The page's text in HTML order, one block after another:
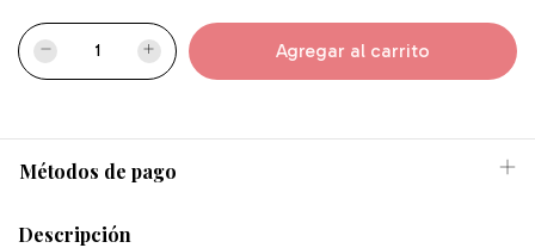
Métodos de pago
Descripción